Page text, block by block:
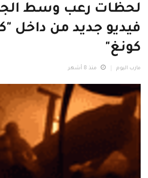
لحظات رعب وسط
فيديو جديد من داخل
كونغ"
مارب اليوم منذ 8 أشهر